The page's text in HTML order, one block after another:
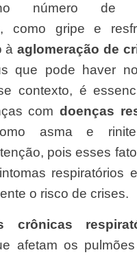
número de
, como gripe e
àaglomeração de
que pode haver
contexto, é
comdoenças
asma e rinite
pois esses
respiratórios
o risco de crises.
crônicas
afetam os